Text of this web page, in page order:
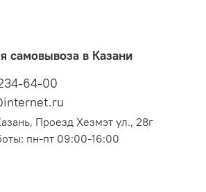
самовывоза в Казани
64-00
Проезд Хезмэт ул., 28г
пн-пт 09:00-16:00